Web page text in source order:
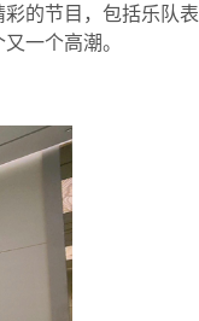
的节目，包括乐队表
一个高潮。